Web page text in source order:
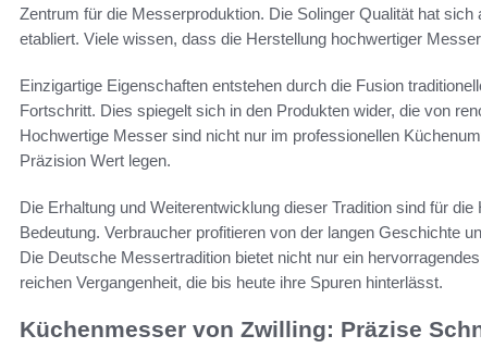
Zentrum für die Messerproduktion. Die Solinger Qualität hat
etabliert. Viele wissen, dass die Herstellung hochwertiger
Einzigartige Eigenschaften entstehen durch die Fusion
Fortschritt. Dies spiegelt sich in den Produkten wider, die von
Hochwertige Messer sind nicht nur im professionellen
Präzision Wert legen.
Die Erhaltung und Weiterentwicklung dieser Tradition sind für
Bedeutung. Verbraucher profitieren von der langen Geschichte
Die Deutsche Messertradition bietet nicht nur ein
reichen Vergangenheit, die bis heute ihre Spuren hinterlässt.
Küchenmesser von Zwilling: Präzise